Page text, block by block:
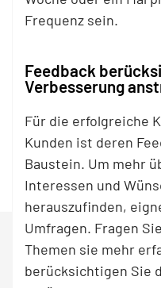
Frequenz sein.
Feedback
Verbesserung
Für die erfolgreiche
Kunden ist deren
Baustein. Um mehr
Interessen und
herauszufinden,
Umfragen. Fragen
Themen sie mehr
berücksichtigen Sie